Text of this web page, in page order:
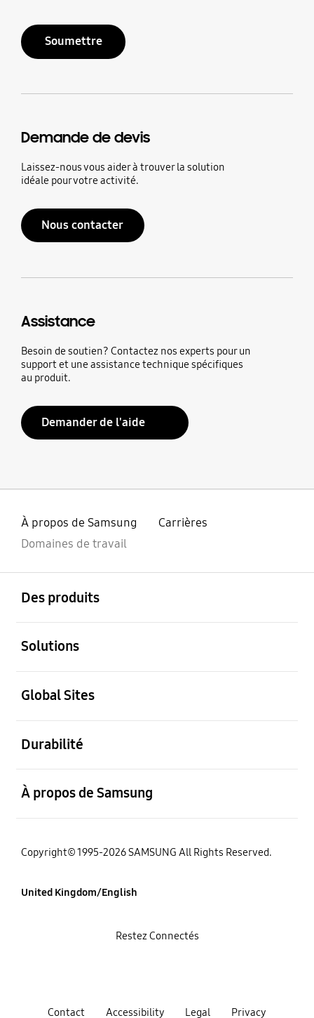
Soumettre
Demande de devis
Laissez-nous vous aider à trouver la solution
idéale pour votre activité.
Nous contacter
Assistance
Besoin de soutien? Contactez nos experts pour un
support et une assistance technique spécifiques
au produit.
Demander de l'aide
À propos de Samsung
Carrières
Domaines de travail
Des produits
Solutions
Global Sites
Durabilité
À propos de Samsung
Copyright© 1995-2026 SAMSUNG All Rights Reserved.
United Kingdom/English
Contact Accessibility Legal Privacy
Restez Connectés